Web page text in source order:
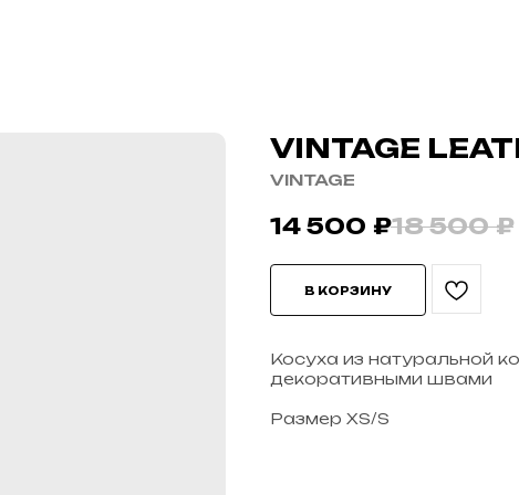
VINTAGE
VINTAGE
14 500 ₽18 500 ₽
В КОРЗИНУ
Косуха из натуральной
декоративными швами
Размер XS/S